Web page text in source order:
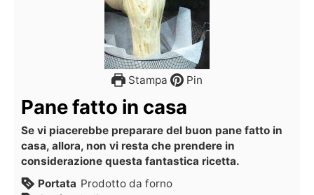
Stampa Pin
Pane fatto in casa
Se vi piacerebbe preparare del buon pane fatto in
casa, allora, non vi resta che prendere in
considerazione questa fantastica ricetta.
Portata Prodotto da forno